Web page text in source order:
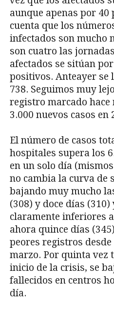
aunque apenas por 40
cuenta que los
infectados son mucho
son cuatro las
afectados se sitúan
positivos. Anteayer se
738. Seguimos muy
registro marcado hace
3.000 nuevos casos en
El número de casos
hospitales supera los
en un solo día
no cambia la curva de
bajando muy mucho
(308) y doce días
claramente inferiores
ahora quince días
peores registros desde
marzo. Por quinta vez
inicio de la crisis, se
fallecidos en centros
día.